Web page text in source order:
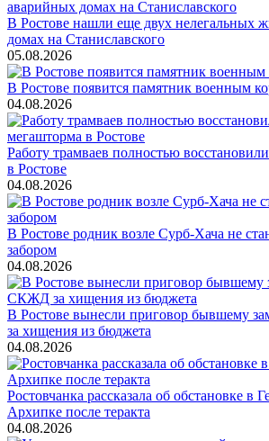
В Ростове нашли еще двух нелегальных
домах на Станиславского
05.08.2026
В Ростове появится памятник военным
04.08.2026
Работу трамваев полностью
в Ростове
04.08.2026
В Ростове родник возле Сурб-Хача не
забором
04.08.2026
В Ростове вынесли приговор бывшему
за хищения из бюджета
04.08.2026
Ростовчанка рассказала об обстановке в
Архипке после теракта
04.08.2026